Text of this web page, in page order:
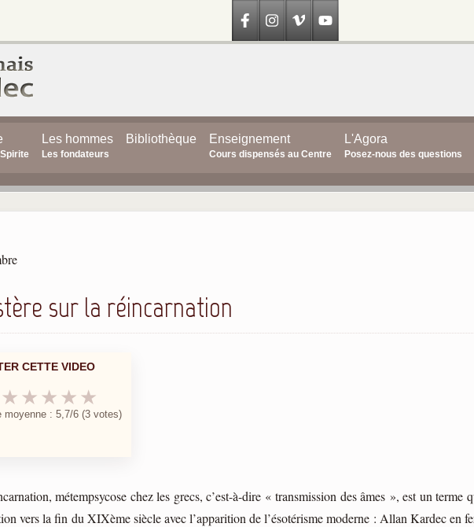
Les hommes
Les fondateurs
Bibliothèque Enseignement
Cours dispensés au Centre
L'Agora
Posez-nous des questions
sur la réincarnation
CETTE VIDEO
★ ★ ★ ★ ★
moyenne : 5,7/6 (3 votes)
métempsycose chez les grecs, c’est-à-dire « transmission des âmes », est un terme
vers la fin du XIXème siècle avec l’apparition de l’ésotérisme moderne : Allan Kardec en